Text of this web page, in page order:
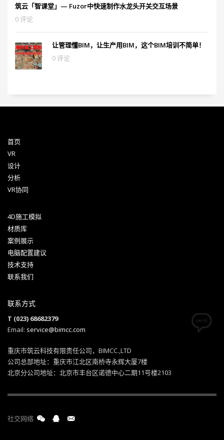
筑云「智课堂」— Fuzor中快速制作水龙头开关交互场景
0 评论
让管理懂BIM，让生产用BIM，这个BIM培训不简单！
0 评论
首页
VR
设计
分析
VR协同
4D施工模拟
材质库
案例展示
电脑配置建议
技术支持
联系我们
联系方式
T (023) 68682379
Email: service@bimcc.com
重庆市筑云科技有限责任公司，BIMCC.,LTD
公司总部地址：重庆市江北区南桥寺永辉大厦7楼
北京分公司地址：北京市丰台区诺德中心二期11号楼2103
社交网络